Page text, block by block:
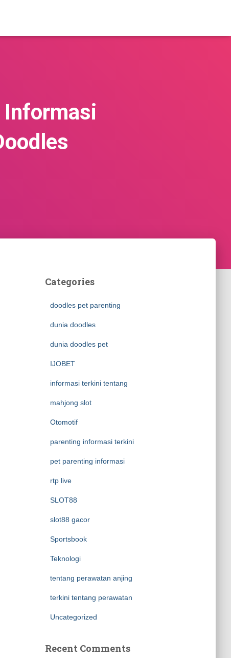
Informasi
Categories
doodles pet parenting
dunia doodles
dunia doodles pet
IJOBET
informasi terkini tentang
mahjong slot
Otomotif
parenting informasi terkini
pet parenting informasi
rtp live
SLOT88
slot88 gacor
Sportsbook
Teknologi
tentang perawatan anjing
terkini tentang perawatan
Uncategorized
Recent Comments